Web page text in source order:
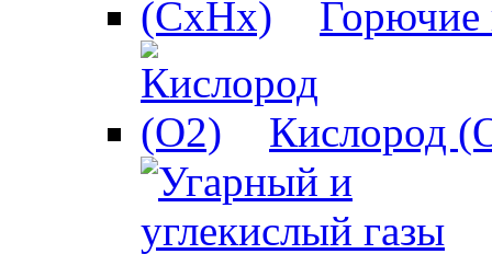
Горючие
Кислород